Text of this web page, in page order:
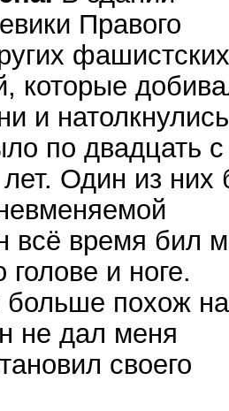
Правого
фашистских
которые
и
по двадцать с
Один из них
всё время бил
и ноге.
больше похож на
не дал меня
своего